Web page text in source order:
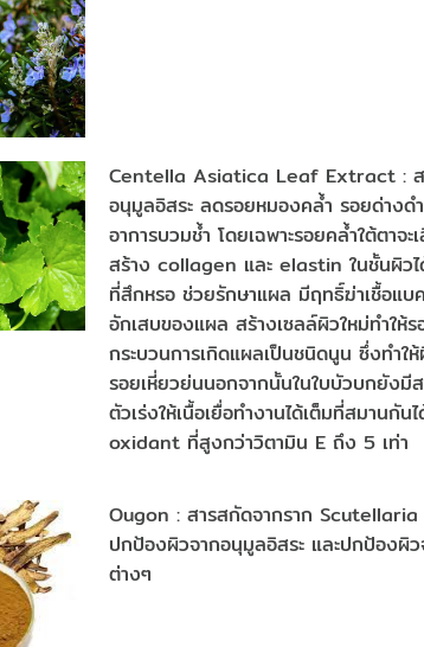
Centella Asiatica Leaf Extract : ส
อนุมูลอิสระ ลดรอยหมองคล้ำ รอยด่าง
อาการบวมช้ำ โดยเฉพาะรอยคล้ำใต้ตาจ
สร้าง collagen และ elastin ในชั้นผิว
ที่สึกหรอ ช่วยรักษาแผล มีฤทธิ์ฆ่าเชื้อแบ
อักเสบของแผล สร้างเซลล์ผิวใหม่ทำใ
กระบวนการเกิดแผลเป็นชนิดนูน ซึ่งทำ
รอยเหี่ยวย่นนอกจากนั้นในใบบัวบกยังมี
ตัวเร่งให้เนื้อเยื่อทำงานได้เต็มที่สมาน
oxidant ที่สูงกว่าวิตามิน E ถึง 5 เท่า
Ougon : สารสกัดจากราก
ปกป้องผิวจากอนุมูลอิสระ และปกป้องผิว
ต่างๆ